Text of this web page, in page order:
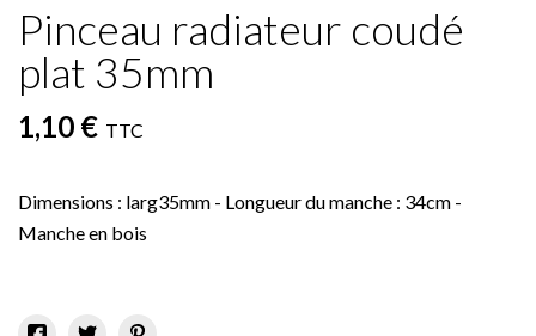
Pinceau radiateur coudé
plat 35mm
1,10 € TTC
Dimensions : larg35mm - Longueur du manche : 34cm -
Manche en bois